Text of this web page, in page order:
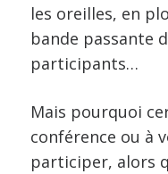
les oreilles, en
bande passante
participants…
Mais pourquoi
conférence ou à
participer, alors